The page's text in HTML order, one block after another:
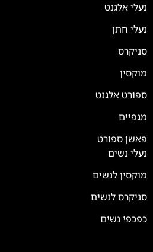
נעלי אלגנט
נעלי חתן
סניקרס
מוקסין
ספורט אלגנט
מגפיים
פאשן ספורט
נעלי נשים
מוקסין לנשים
סניקרס לנשים
כפכפי נשים
💬